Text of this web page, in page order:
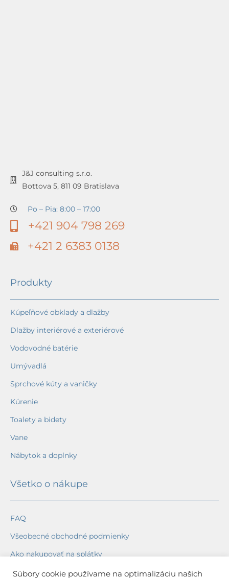
J&J consulting s.r.o.
Bottova 5, 811 09 Bratislava
Po – Pia: 8:00 – 17:00
+421 904 798 269
+421 2 6383 0138
Produkty
Kúpeľňové obklady a dlažby
Dlažby interiérové a exteriérové
Vodovodné batérie
Umývadlá
Sprchové kúty a vaničky
Kúrenie
Toalety a bidety
Vane
Nábytok a doplnky
Všetko o nákupe
FAQ
Všeobecné obchodné podmienky
Ako nakupovať na splátky
Ochrana osobných údajov
Súbory cookie používame na optimalizáciu našich